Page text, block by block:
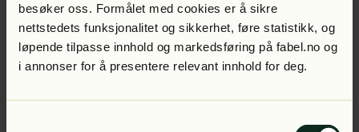
besøker oss. Formålet med cookies er å sikre
nettstedets funksjonalitet og sikkerhet, føre statistikk, og
løpende tilpasse innhold og markedsføring på fabel.no og
i annonser for å presentere relevant innhold for deg.